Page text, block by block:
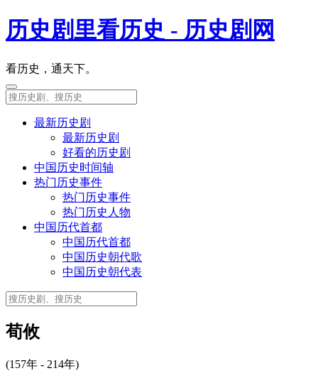
历史剧里看历史 - 历史剧网
看历史，通天下。
最新历史剧
最新历史剧
好看的历史剧
中国历史时间轴
热门历史事件
热门历史事件
热门历史人物
中国历代首都
中国历代首都
中国历史朝代歌
中国历史朝代表
荀攸
(157年 - 214年)